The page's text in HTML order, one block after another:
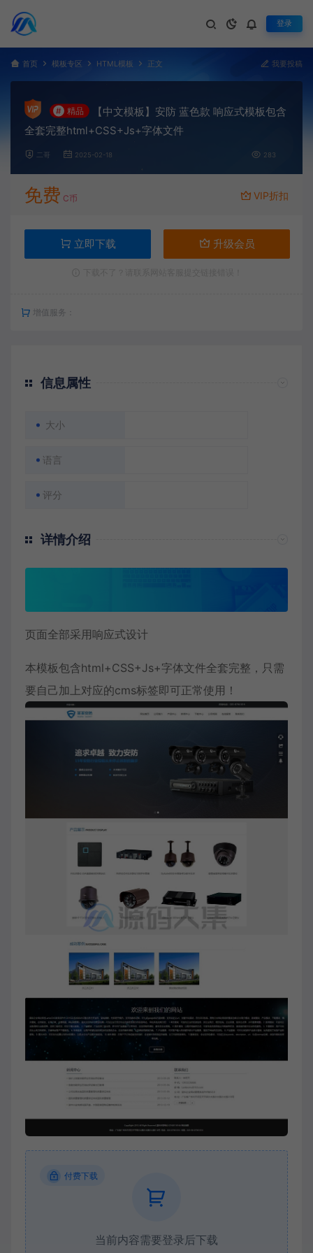
登录
首页 模板专区 HTML模板 正文 我要投稿
# 精品
【中文模板】安防 蓝色款 响应式模板包含
全套完整html+CSS+Js+字体文件
二哥 2025-02-18 283
免费 C币 VIP折扣
立即下载 升级会员
增值服务：
信息属性
大小
语言
评分
详情介绍
页面全部采用响应式设计
本模板包含html+CSS+Js+字体文件全套完整，只需
要自己加上对应的cms标签即可正常使用！
付费下载
当前内容需要登录后下载